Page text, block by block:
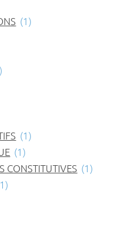
(1)
(1)
(1)
CONSTITUTIVES (1)